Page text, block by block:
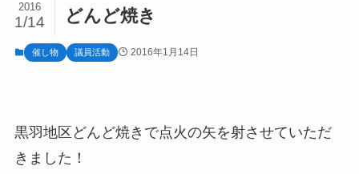
どんど焼き
2016
1/14
催し物 議員活動 2016年1月14日
黒羽地区どんど焼きで点火の矢を射させていただ
きました！